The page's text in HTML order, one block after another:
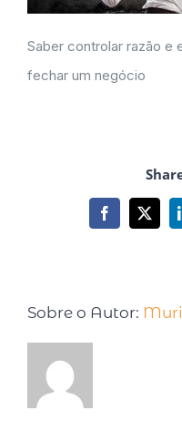
Saber controlar razão e
fechar um negócio
Sobre o Autor: